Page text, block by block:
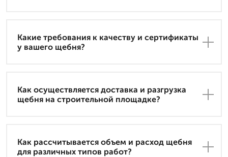
Какие требования к качеству и сертификаты
у вашего щебня?
Как осуществляется доставка и разгрузка
щебня на строительной площадке?
Как рассчитывается объем и расход щебня
для различных типов работ?